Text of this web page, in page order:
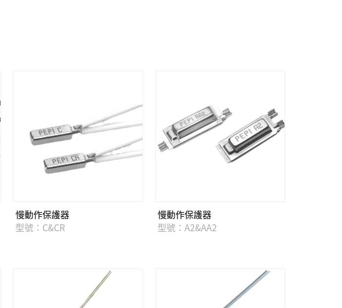
慢動作保護器
型號：C&CR
慢動作保護器
型號：A2&AA2